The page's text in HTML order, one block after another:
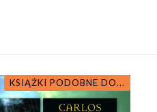
KSIĄŻKI PODOBNE DO...